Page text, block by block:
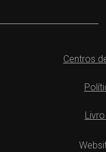
Centros